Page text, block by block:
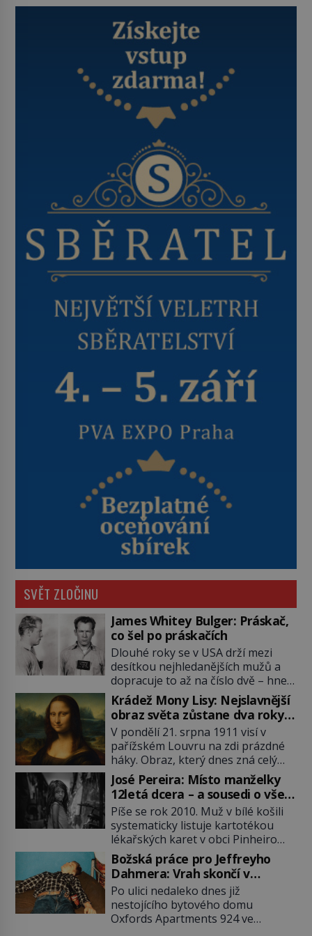
SVĚT ZLOČINU
James Whitey Bulger: Práskač,
co šel po práskačích
Dlouhé roky se v USA drží mezi
desítkou nejhledanějších mužů a
dopracuje to až na číslo dvě – hned
po Usámovi bin Ládinovi (1957–
2011). To je James „Whitey“ Bulger
(1929–2018) viněný ze spoluúčasti
na 19 vraždách, vydírání a lichvy. A
samozřejmě, krom toho je ještě
drogový dealer, který neváhá
odstranit z cesty všechny práskače,
zatímco […]
Krádež Mony Lisy: Nejslavnější
obraz světa zůstane dva roky
nezvěstný
V pondělí 21. srpna 1911 visí v
pařížském Louvru na zdi prázdné
háky. Obraz, který dnes zná celý
svět, je pryč. Zpočátku si nikdo
nemyslí, že jde o krádež.
Zaměstnanci jsou přesvědčeni, že
Mona Lisa je jen v restaurátorské
dílně nebo u fotografa. Když se
ukáže pravda, propukne jeden z
největších honů na zloděje v […]
José Pereira: Místo manželky
12letá dcera – a sousedi o všem
vědí!
Píše se rok 2010. Muž v bílé košili
systematicky listuje kartotékou
lékařských karet v obci Pinheiro
ležící asi 20 kilometrů od farmy s
podivínským majitelem. Něco tu
nesedí. Ledaže… Ledaže by ta
mladá dívka z farmy byla ne
manželkou, ale dcerou – a všechny
ty děti byly zplozené v incestu. Na
Božská práce pro Jeffreyho
Dahmera: Vrah skončí v
tratolišti krve ve vězeňských
umývárnách
Po ulici nedaleko dnes již
nestojícího bytového domu
Oxfords Apartments 924 ve